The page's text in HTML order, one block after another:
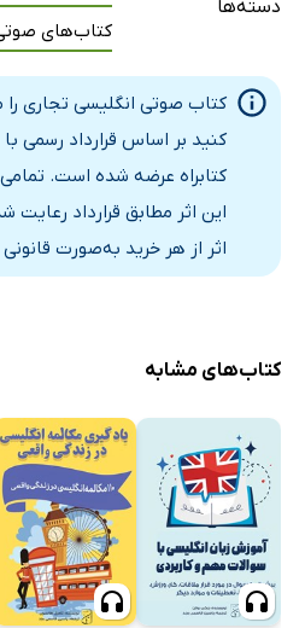
Lesson 15
Lesson 16
Lesson 17
Lesson 18
Lesson 19
Lesson 21
Lesson 22
Lesson 23
Lesson 24
Lesson 25
دسته‌ها
کتاب‌های
کتاب صوتی انگلیسی تجاری
کنید بر اساس قرارداد رسمی
کتابراه عرضه شده است.
این اثر مطابق قرارداد
اثر از هر خرید به‌صورت
کتاب‌های مشابه